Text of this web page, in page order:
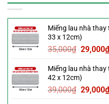
4,500,000₫.là:
Miếng lau nhà thay
33 x 12cm)
35,000₫ Giá
là:
35,000₫.
29,000₫
Miếng lau nhà thay
42 x 12cm)
39,000₫ Giá
29,000₫